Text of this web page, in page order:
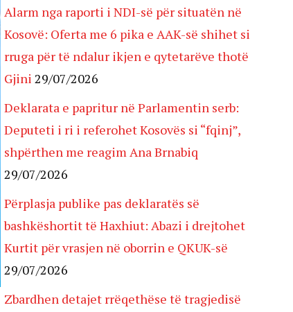
Alarm nga raporti i NDI-së për situatën në
Kosovë: Oferta me 6 pika e AAK-së shihet si
rruga për të ndalur ikjen e qytetarëve thotë
Gjini 29/07/2026
Deklarata e papritur në Parlamentin serb:
Deputeti i ri i referohet Kosovës si “fqinj”,
shpërthen me reagim Ana Brnabiq
29/07/2026
Përplasja publike pas deklaratës së
bashkëshortit të Haxhiut: Abazi i drejtohet
Kurtit për vrasjen në oborrin e QKUK-së
29/07/2026
Zbardhen detajet rrëqethëse të tragjedisë